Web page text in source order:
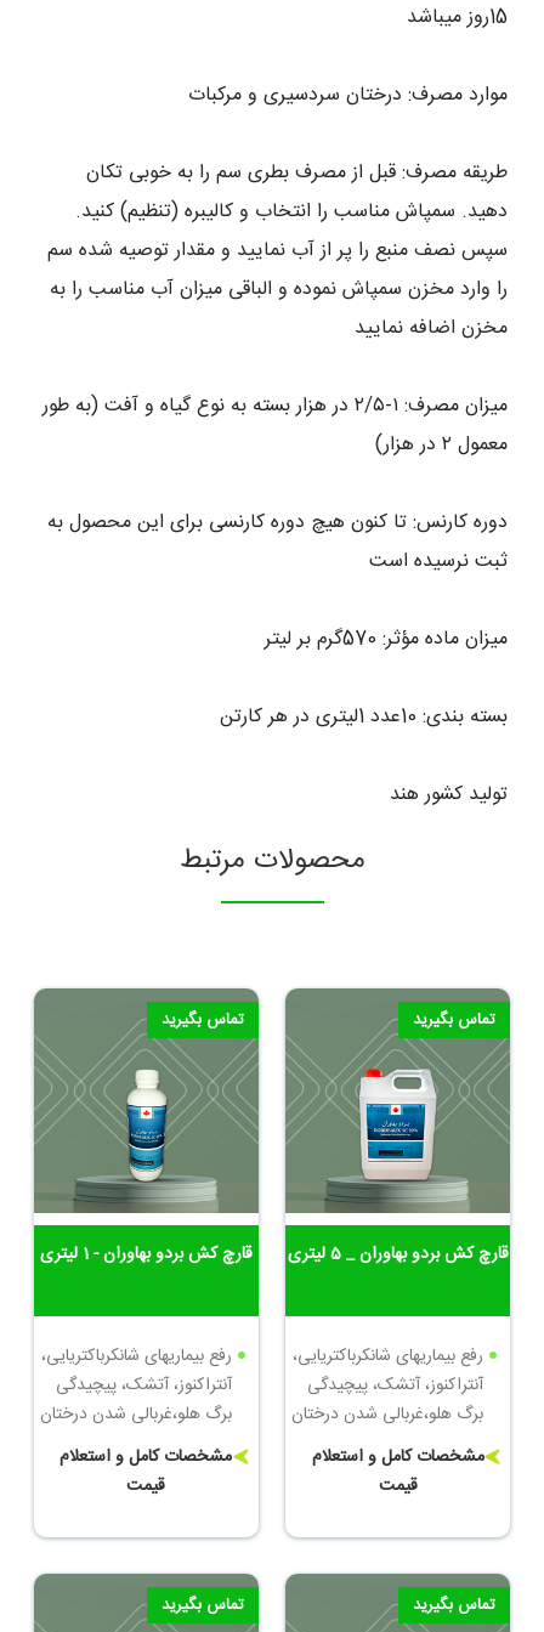
15روز میباشد
موارد مصرف: درختان سردسیری و مرکبات
طریقه مصرف: قبل از مصرف بطری سم را به خوبی تکان
دهید. سمپاش مناسب را انتخاب و کالیبره (تنظیم) کنید.
سپس نصف منبع را پر از آب نمایید و مقدار توصیه شده سم
را وارد مخزن سمپاش نموده و الباقی میزان آب مناسب را به
مخزن اضافه نمایید
میزان مصرف: ۱-۲/۵ در هزار بسته به نوع گیاه و آفت (به طور
معمول ۲ در هزار)
دوره کارنس: تا کنون هیچ دوره کارنسی برای این محصول به
ثبت نرسیده است
میزان ماده مؤثر: 570گرم بر لیتر
بسته بندی: 10عدد 1لیتری در هر کارتن
تولید کشور هند
محصولات مرتبط
تماس بگیرید
قارچ کش بردو بهاوران - 1 لیتری
رفع بیماریهای شانکرباکتریایی،
آنتراکنوز، آتشک، پیچیدگی
برگ هلو،غربالی شدن درختان
میوه
مشخصات کامل و استعلام
قیمت
تماس بگیرید
قارچ کش بردو بهاوران _ 5 لیتری
رفع بیماریهای شانکرباکتریایی،
آنتراکنوز، آتشک، پیچیدگی
برگ هلو،غربالی شدن درختان
میوه
مشخصات کامل و استعلام
قیمت
تماس بگیرید تماس بگیرید